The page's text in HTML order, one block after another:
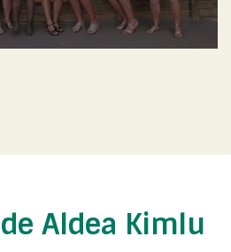
Aldea Kimlu